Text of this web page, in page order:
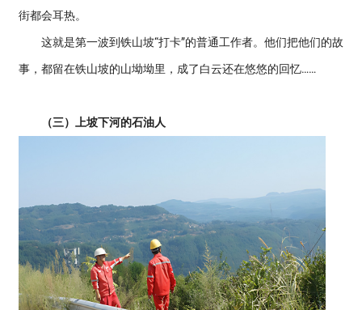
街都会耳热。
这就是第一波到铁山坡“打卡”的普通工作者。他们把他们的故
事，都留在铁山坡的山坳坳里，成了白云还在悠悠的回忆……
（三）上坡下河的石油人